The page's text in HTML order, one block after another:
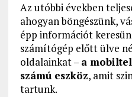
Az utóbbi években
ahogyan böngészünk,
épp információt
számítógép előtt ülve
oldalainkat – a
számú eszköz, amit
tartunk.